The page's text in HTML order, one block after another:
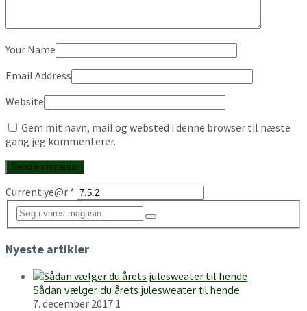
Your Name
Email Address
Website
Gem mit navn, mail og websted i denne browser til næste
gang jeg kommenterer.
Current ye@r *
Nyeste artikler
Sådan vælger du årets julesweater til hende
7. december 2017 1